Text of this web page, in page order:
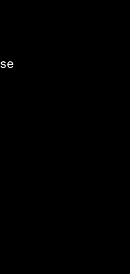
Eintritt
und Familien
– Visionen –
Programm für
Visionen für eine
Veränderung
nach und nach
der Lage Herr zu
wiederherzustellen.
Originalobjekte, Ton-
innerhalb
Ende können sie ein
eine bessere Welt